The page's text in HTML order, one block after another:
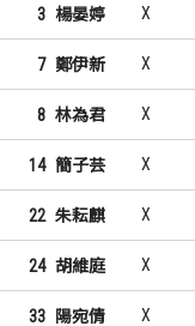
3 楊晏婷 X
7 鄭伊新 X
8 林為君 X
14 簡子芸 X
22 朱耘麒 X
24 胡維庭 X
33 陽宛倩 X